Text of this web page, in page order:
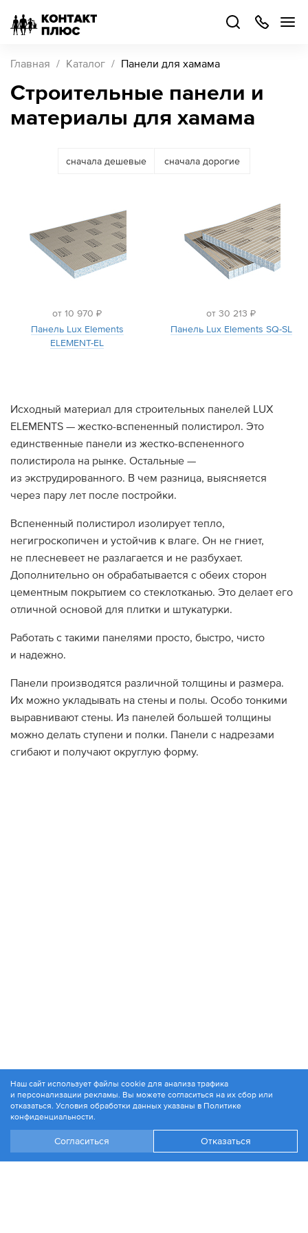
Главная Каталог Панели для хамама
Строительные панели и
материалы для хамама
сначала дешевые сначала дорогие
от 10 970 ₽
Панель Lux Elements
ELEMENT-EL
от 30 213 ₽
Панель Lux Elements SQ-SL
Исходный материал для строительных панелей LUX
ELEMENTS — жестко-вспененный полистирол. Это
единственные панели из жестко-вспененного
полистирола на рынке. Остальные —
из экструдированного. В чем разница, выясняется
через пару лет после постройки.
Вспененный полистирол изолирует тепло,
негигроскопичен и устойчив к влаге. Он не гниет,
не плесневеет не разлагается и не разбухает.
Дополнительно он обрабатывается с обеих сторон
цементным покрытием со стеклотканью. Это делает его
отличной основой для плитки и штукатурки.
Работать с такими панелями просто, быстро, чисто
и надежно.
Панели производятся различной толщины и размера.
Их можно укладывать на стены и полы. Особо тонкими
выравнивают стены. Из панелей большей толщины
можно делать ступени и полки. Панели с надрезами
сгибают и получают округлую форму.
© 1994-2026. ЗАО «Контакт Плюс»
Политика конфиденциальности
Наш сайт использует файлы cookie для анализа трафика
и персонализации рекламы. Вы можете согласиться на их сбор или
отказаться. Условия обработки данных указаны в Политике
конфиденциальности.
Согласиться Отказаться
499
504-
48
Каталог
партнером
Как купить
Дилеры